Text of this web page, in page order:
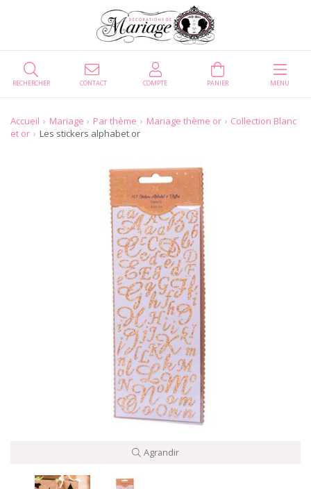
CONTACT
RECHERCHER COMPTE PANIER MENU
Accueil Mariage Par thème Mariage thème or
Collection Blanc
et or
Les stickers alphabet or
Agrandir